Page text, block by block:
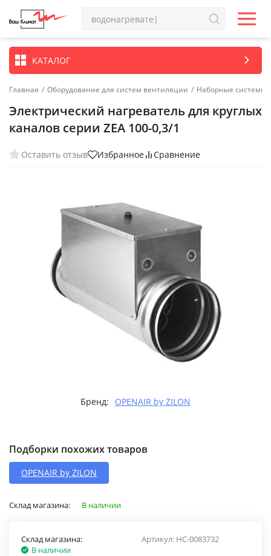
КАТАЛОГ
Главная / Оборудование для систем вентиляции / Наборные системы
Электрический нагреватель для круглых
каналов серии ZEA 100-0,3/1
Оставить отзыв Избранное Сравнение
Бренд: OPENAIR by ZILON
Подборки похожих товаров
OPENAIR by ZILON
Склад магазина: В наличии
Артикул: НС-0083732
Склад магазина:
В наличии